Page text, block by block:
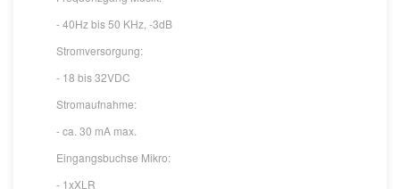
- 40Hz bis 50 KHz, -3dB
Stromversorgung:
- 18 bis 32VDC
Stromaufnahme:
- ca. 30 mA max.
Eingangsbuchse Mikro:
- 1xXLR